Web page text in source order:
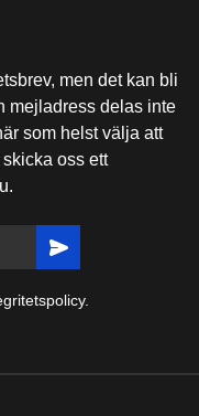
men det kan bli
mejladress delas inte
som helst välja att
oss ett
.